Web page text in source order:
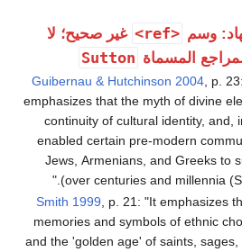
وسم <ref>
غير صحيح؛ لا
المسماة Sutton
Guibernau & Hutchinson 2004, p.
emphasizes that the myth of divine
continuity of cultural identity, and,
enabled certain pre-modern
Jews, Armenians, and Greeks to
over centuries and millennia
Smith 1999 , p. 21: "It emphasizes
memories and symbols of ethnic
and the 'golden age' of saints,